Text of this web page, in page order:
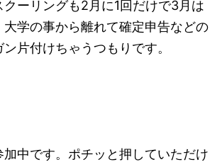
ーリングも2月に1回だけで3月は
大学の事から離れて確定申告などの
片付けちゃうつもりです。
加中です。ポチッと押していただけ